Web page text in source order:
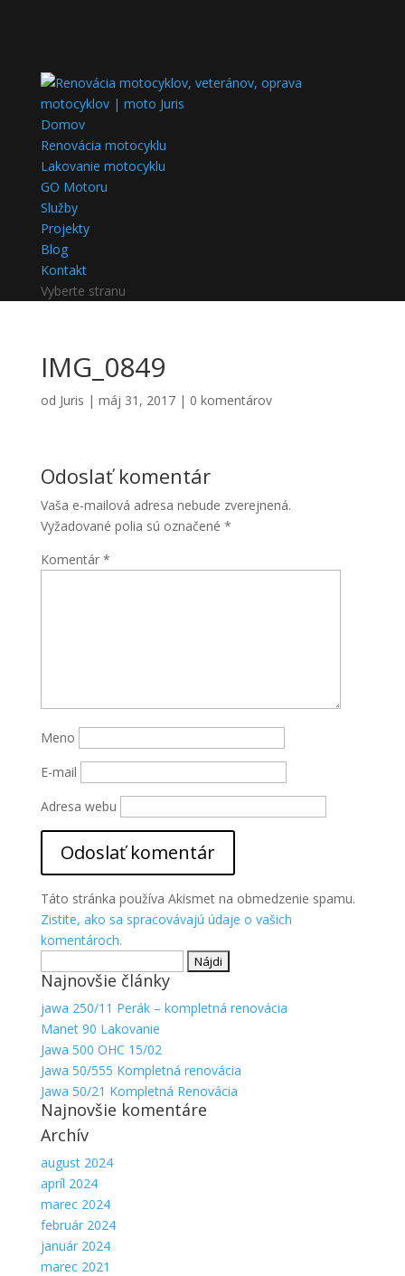
Domov
Renovácia motocyklu
Lakovanie motocyklu
GO Motoru
Služby
Projekty
Blog
Kontakt
Vyberte stranu
IMG_0849
od Juris | máj 31, 2017| 0 komentárov
Odoslať komentár
Vaša e-mailová adresa nebude zverejnená.
Vyžadované polia sú označené *
Komentár *
Meno
E-mail
Adresa webu
Táto stránka používa Akismet na obmedzenie spamu.
Zistite, ako sa spracovávajú údaje o vašich
komentároch.
Najnovšie články
jawa 250/11 Perák – kompletná renovácia
Manet 90 Lakovanie
Jawa 500 OHC 15/02
Jawa 50/555 Kompletná renovácia
Jawa 50/21 Kompletná Renovácia
Najnovšie komentáre
Archív
august 2024
apríl 2024
marec 2024
február 2024
január 2024
marec 2021
fungovanie
stránky.
Štatistiky
zlepšiť
funkčnosť
štruktúru
webovej
stránky na
spôsobu
používania
webovej
stránky.